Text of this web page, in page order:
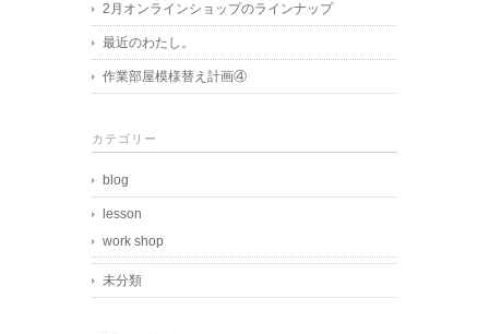
2月オンラインショップのラインナップ
最近のわたし。
作業部屋模様替え計画④
カテゴリー
blog
lesson
work shop
未分類